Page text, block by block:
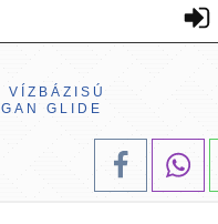
VÍZBÁZISÚ
GLIDE